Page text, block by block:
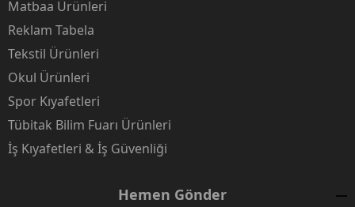
Matbaa Ürünleri
Reklam Tabela
Tekstil Ürünleri
Okul Ürünleri
Spor Kıyafetleri
Tübitak Bilim Fuarı Ürünleri
İş Kıyafetleri & İş Güvenliği
Hemen Gönder